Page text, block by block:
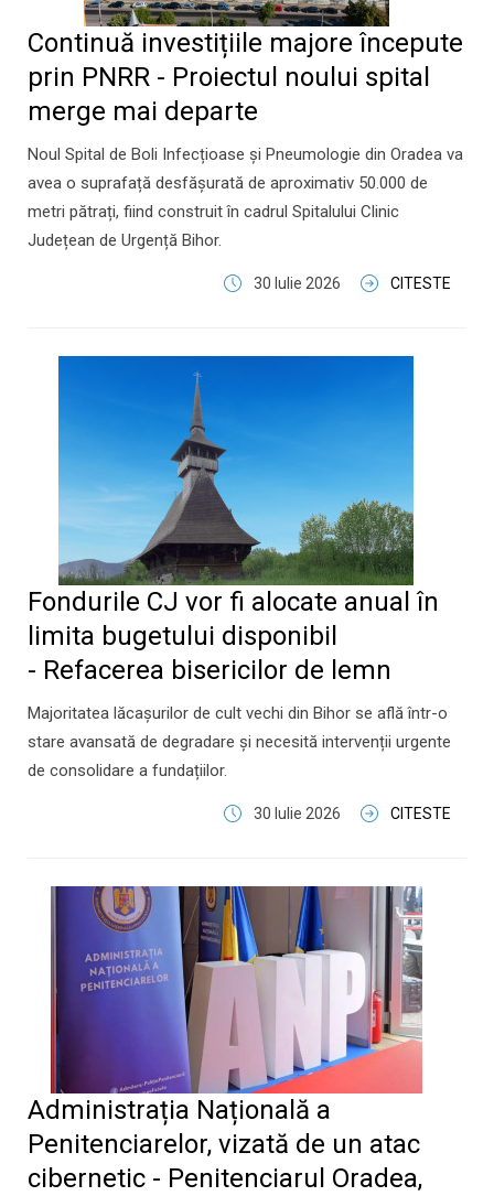
Continuă investițiile majore începute
prin PNRR - Proiectul noului spital
merge mai departe
Noul Spital de Boli Infecțioase și Pneumologie din Oradea va
avea o suprafață desfășurată de aproximativ 50.000 de
metri pătrați, fiind construit în cadrul Spitalului Clinic
Județean de Urgență Bihor.
30 Iulie 2026 CITESTE
Fondurile CJ vor fi alocate anual în
limita bugetului disponibil
- Refacerea bisericilor de lemn
Majoritatea lăcașurilor de cult vechi din Bihor se află într-o
stare avansată de degradare și necesită intervenții urgente
de consolidare a fundațiilor.
30 Iulie 2026 CITESTE
Administrația Națională a
Penitenciarelor, vizată de un atac
cibernetic - Penitenciarul Oradea,